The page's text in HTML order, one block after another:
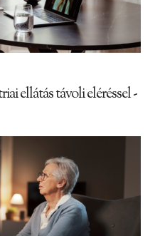
ellátás távoli eléréssel -